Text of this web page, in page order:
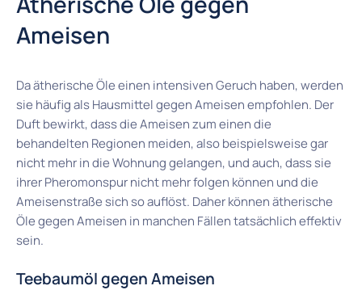
Ameisen
Da ätherische Öle einen intensiven Geruch haben, werden
sie häufig als Hausmittel gegen Ameisen empfohlen. Der
Duft bewirkt, dass die Ameisen zum einen die
behandelten Regionen meiden, also beispielsweise gar
nicht mehr in die Wohnung gelangen, und auch, dass sie
ihrer Pheromonspur nicht mehr folgen können und die
Ameisenstraße sich so auflöst. Daher können ätherische
Öle gegen Ameisen in manchen Fällen tatsächlich effektiv
sein.
Teebaumöl gegen Ameisen